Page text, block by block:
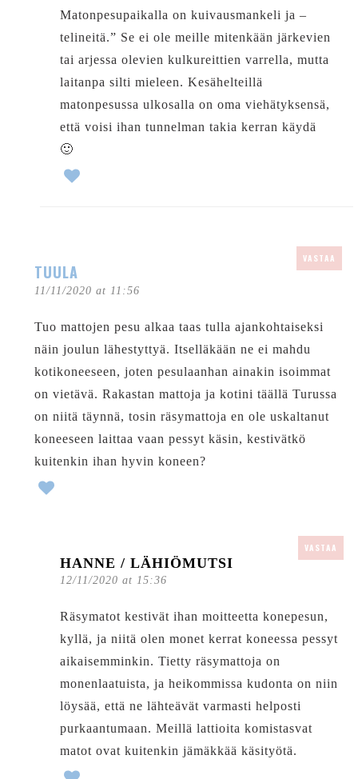
Matonpesupaikalla on kuivausmankeli ja –
telineitä.” Se ei ole meille mitenkään järkevien
tai arjessa olevien kulkureittien varrella, mutta
laitanpa silti mieleen. Kesähelteillä
matonpesussa ulkosalla on oma viehätyksensä,
että voisi ihan tunnelman takia kerran käydä
🙂
TUULA
11/11/2020 at 11:56
VASTAA
Tuo mattojen pesu alkaa taas tulla ajankohtaiseksi
näin joulun lähestyttyä. Itselläkään ne ei mahdu
kotikoneeseen, joten pesulaanhan ainakin isoimmat
on vietävä. Rakastan mattoja ja kotini täällä Turussa
on niitä täynnä, tosin räsymattoja en ole uskaltanut
koneeseen laittaa vaan pessyt käsin, kestivätkö
kuitenkin ihan hyvin koneen?
HANNE / LÄHIÖMUTSI
12/11/2020 at 15:36
VASTAA
Räsymatot kestivät ihan moitteetta konepesun,
kyllä, ja niitä olen monet kerrat koneessa pessyt
aikaisemminkin. Tietty räsymattoja on
monenlaatuista, ja heikommissa kudonta on niin
löysää, että ne lähteävät varmasti helposti
purkaantumaan. Meillä lattioita komistasvat
matot ovat kuitenkin jämäkkää käsityötä.